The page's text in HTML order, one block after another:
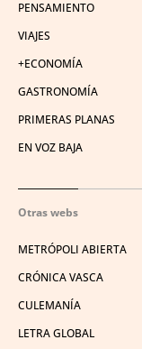
PENSAMIENTO
VIAJES
+ECONOMÍA
GASTRONOMÍA
PRIMERAS PLANAS
EN VOZ BAJA
Otras webs
METRÓPOLI ABIERTA
CRÓNICA VASCA
CULEMANÍA
LETRA GLOBAL